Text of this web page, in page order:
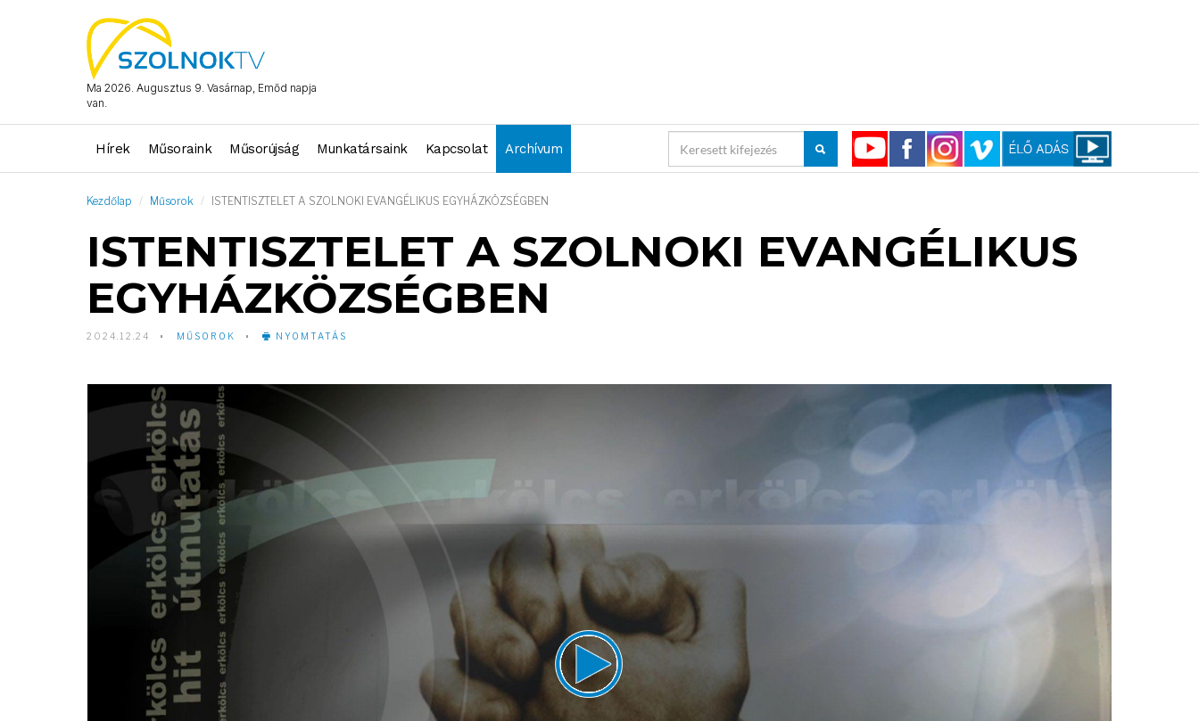
Ma 2026. Augusztus 9. Vasárnap, Emőd napja
van.
Hírek Műsoraink Műsorújság Munkatársaink Kapcsolat Archívum
Kezdőlap Műsorok ISTENTISZTELET A SZOLNOKI EVANGÉLIKUS EGYHÁZKÖZSÉGBEN
ISTENTISZTELET A SZOLNOKI EVANGÉLIKUS
EGYHÁZKÖZSÉGBEN
2024.12.24 MŰSOROK NYOMTATÁS
Player